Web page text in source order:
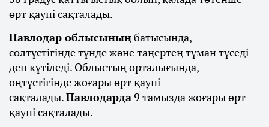
өрт қаупі сақталады.
Павлодар облысыныңбатысында,
солтүстігінде түнде және таңертең тұман түседі
деп күтіледі. Облыстың орталығында,
оңтүстігінде жоғары өрт қаупі
сақталады.Павлодарда9 тамызда жоғары өрт
қаупі сақталады.